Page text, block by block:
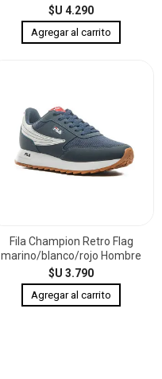
$U 4.290
Fila Champion Retro Flag
marino/blanco/rojo Hombre
$U 3.790